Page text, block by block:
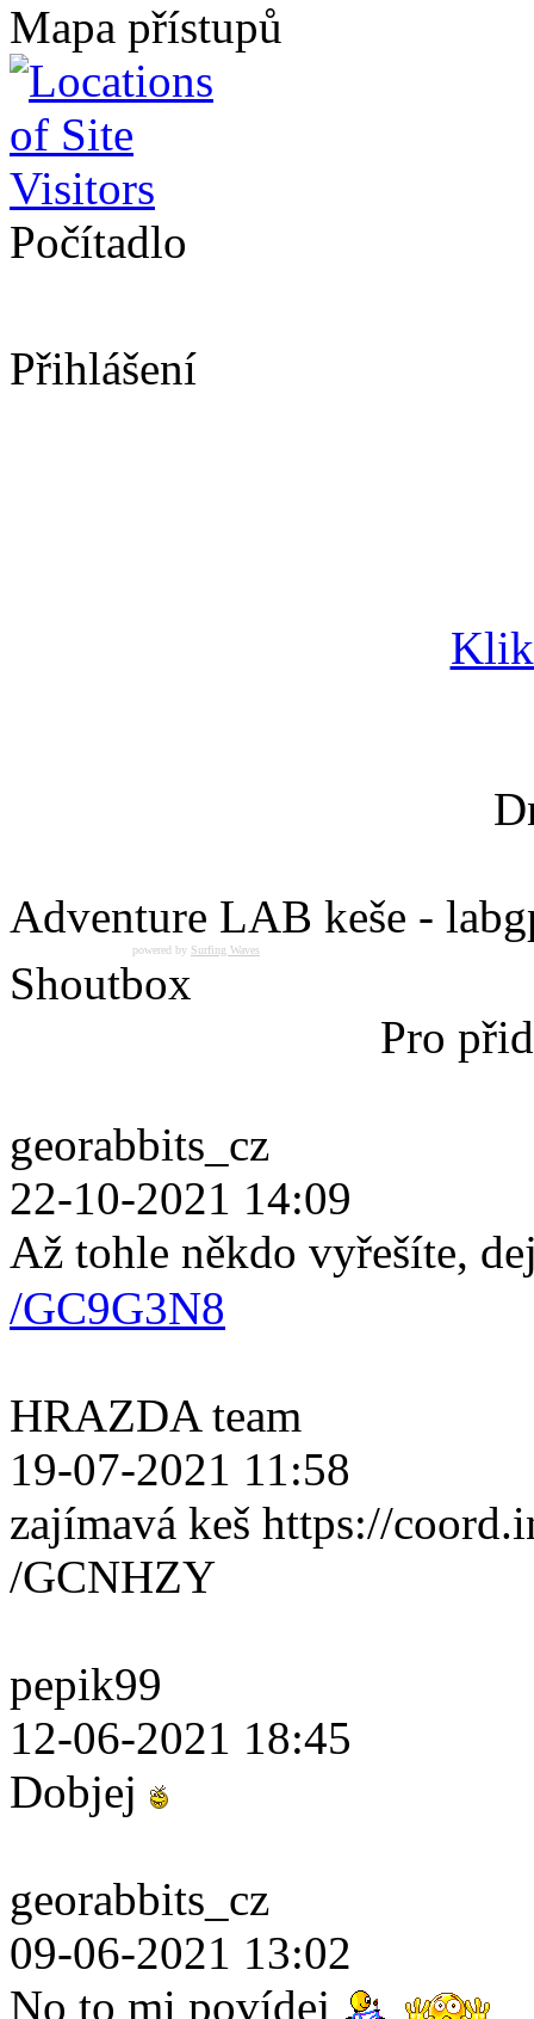
Mapa přístupů
Počítadlo
Přihlášení
Adventure LAB keše -
powered by Surfing Waves
Shoutbox
Pro
georabbits_cz
22-10-2021 14:09
Až tohle někdo vyřešíte,
/GC9G3N8
HRAZDA team
19-07-2021 11:58
zajímavá keš https://
/GCNHZY
pepik99
12-06-2021 18:45
Dobjej
georabbits_cz
09-06-2021 13:02
No to mi povídej